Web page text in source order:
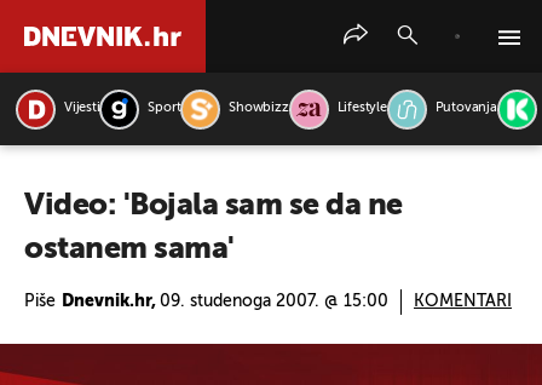
Vijesti Sport Showbizz Lifestyle Putovanja
Video: 'Bojala sam se da ne
ostanem sama'
Piše Dnevnik.hr, 09. studenoga 2007. @ 15:00 KOMENTARI
PRETRAŽITE VIJESTI